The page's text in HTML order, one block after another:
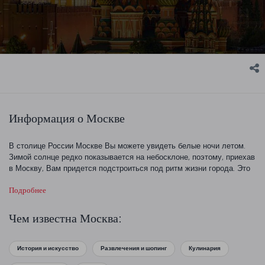
Информация о Москве
В столице России Москве Вы можете увидеть белые ночи летом.
Зимой солнце редко показывается на небосклоне, поэтому, приехав
в Москву, Вам придется подстроиться под ритм жизни города. Это
историческим наследием. Познакомьтесь с лучшими местами
Москва известна своими соборами, памятниками и площадями.
Подробнее
Чем известна Москва:
История и искусство Развлечения и шопинг Кулинария